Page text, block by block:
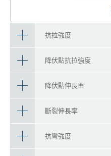
抗拉強度
降伏點抗拉強度
降伏點伸長率
斷裂伸長率
抗彎強度